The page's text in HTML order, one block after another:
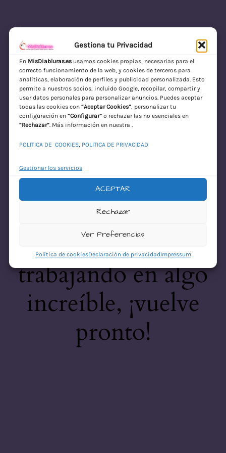
Gestiona tu Privacidad
En MisDiabluras.esusamos cookies propias, necesarias para el
correcto funcionamiento de la web, y cookies de terceros para
analíticas, elaboración de perfiles y publicidad personalizada. Esto
permite a nuestros socios, incluido Google, recopilar, compartir y
usar datos personales para personalizar anuncios. Puedes aceptar
todas las cookies con “Aceptar Cookies”, personalizar tu
configuración en “Configurar”o rechazar las no esenciales en
“Rechazar”. Más información en nuestra .
POLITICA DE COOKIES, POLITICA DE PRIVACIDAD
Gestionar los servicios
ACEPTAR
Rechazar
Ver Preferencias
Política de cookiesDeclaración de privacidadImpressum
MisDiabluras | Sexshop Online con Envío
Discreto en España
Acceder
¡Disculpa este
desastre! Estamos
trabajando en algo
increíble, ¡vuelve
pronto!